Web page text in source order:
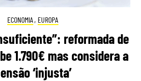
ECONOMIA , EUROPA
reformada de
1.790€ mas considera a
‘injusta’